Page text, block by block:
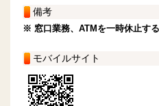
備考
※ 窓口業務、ATMを一時休止する
モバイルサイト